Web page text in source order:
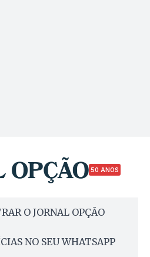
50 ANOS
O JORNAL OPÇÃO
NO SEU WHATSAPP